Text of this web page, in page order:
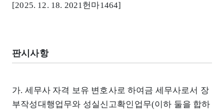
[2025. 12. 18. 2021헌마1464]
판시사항
가. 세무사 자격 보유 변호사로 하여금 세무사로서 장
부작성대행업무와 성실신고확인업무(이하 둘을 합하